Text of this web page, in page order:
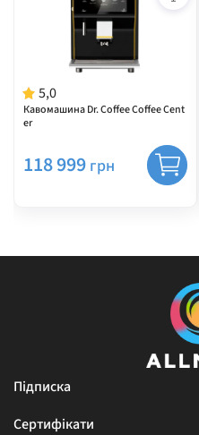
5,0
Кавомашина Dr. Coffee Coffee Cent
er
118 999 грн
Підписка
Сертифікати